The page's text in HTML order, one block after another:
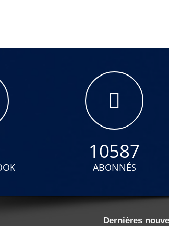
10587
ABONNÉS
Dernières